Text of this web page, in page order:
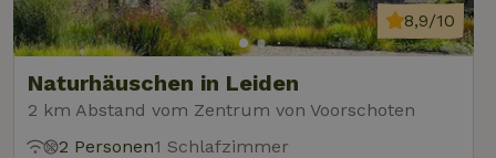
Naturhäuschen in Leiden
2 km Abstand vom Zentrum von Voorschoten
8,9/10
2 Personen1 Schlafzimmer